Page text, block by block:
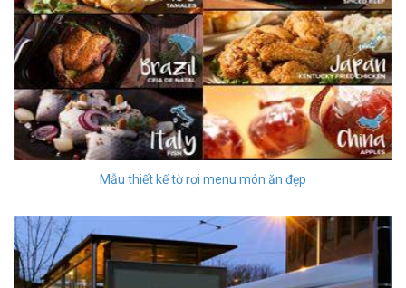
Mẫu thiết kế tờ rơi menu món ăn đẹp